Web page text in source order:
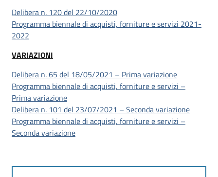
Delibera n. 120 del 22/10/2020
Programma biennale di acquisti, forniture e servizi 2021-
2022
VARIAZIONI
Delibera n. 65 del 18/05/2021 – Prima variazione
Programma biennale di acquisti, forniture e servizi –
Prima variazione
Delibera n. 101 del 23/07/2021 – Seconda variazione
Programma biennale di acquisti, forniture e servizi –
Seconda variazione